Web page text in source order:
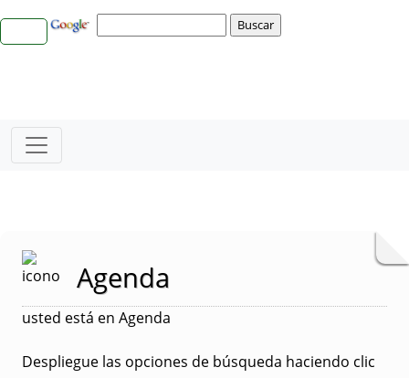
Agenda
usted está en Agenda
Despliegue las opciones de búsqueda haciendo clic